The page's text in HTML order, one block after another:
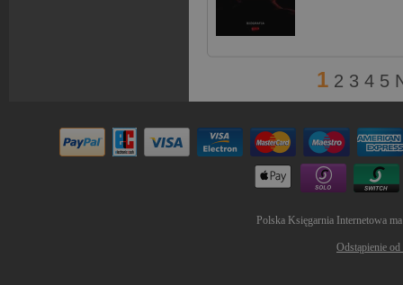
1 2 3 4 5
Polska Księgarnia Internetowa
Odstąpienie